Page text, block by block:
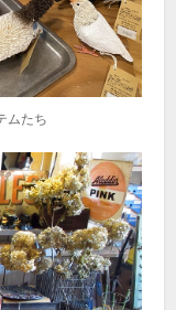
ムたち